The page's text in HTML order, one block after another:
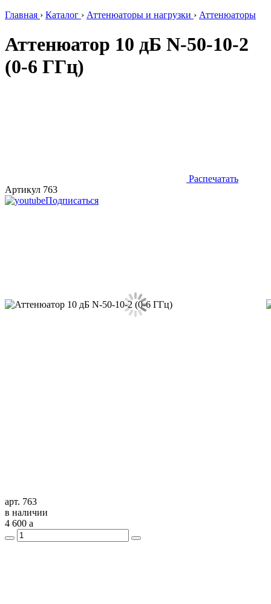
Главная › Каталог › Аттенюаторы и нагрузки › Аттенюаторы
Аттенюатор 10 дБ N-50-10-2
(0-6 ГГц)
Распечатать
Артикул 763
Подписаться
арт. 763
в наличии
4 600 a